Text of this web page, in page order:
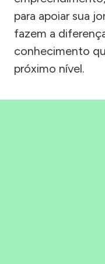
para apoiar sua
fazem a
conhecimento
próximo nível.